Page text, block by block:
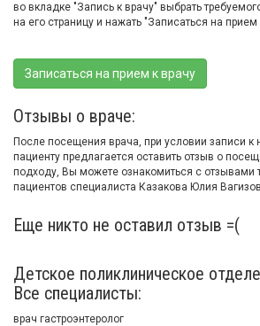
во вкладке "Запись к врачу" выбрать
на его страницу и нажать "Записаться на прием
Записаться на прием к врачу
Отзывы о враче:
После посещения врача, при условии записи к
пациенту предлагается оставить отзыв о
подходу, Вы можете ознакомиться с отзывами
пациентов специалиста Казакова Юлия
Еще никто не оставил отзыв =(
Детское поликлиническое
Все специалисты:
врач гастроэнтеролог